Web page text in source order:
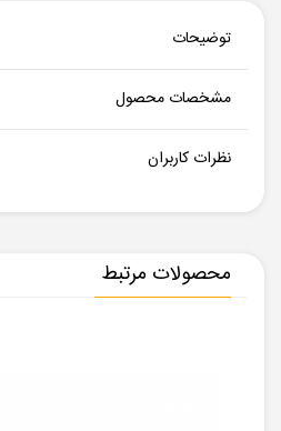
توضیحات
مشخصات محصول
نظرات کاربران
محصولات مرتبط